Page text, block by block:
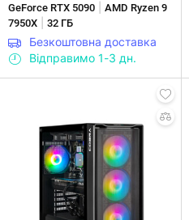
GeForce RTX 5090
AMD Ryzen 9
7950X
32 ГБ
Безкоштовна доставка
Відправимо 1-3 дн.